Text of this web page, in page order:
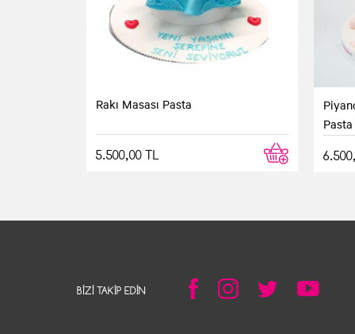
Rakı Masası Pasta
5.500,00 TL
Pasta
BIZI TAKIP EDIN